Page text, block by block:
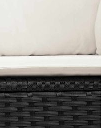
55 x 55 cм (Ш x Д)
от земята (без
подлакътник:
с прахово
масив с лаково
см (Ш x Д x В)